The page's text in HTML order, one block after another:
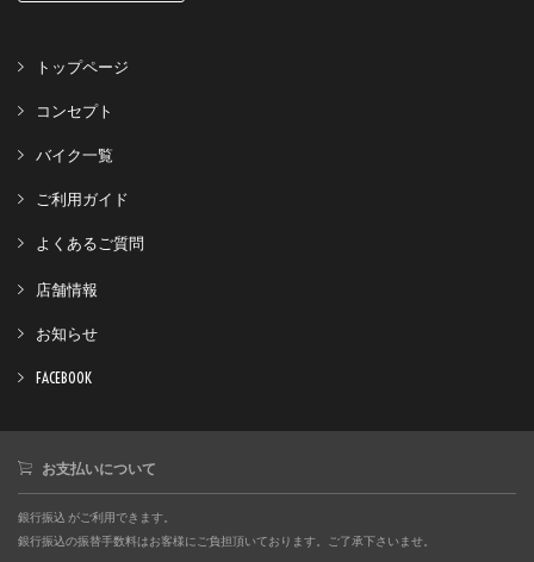
トップページ
コンセプト
バイク一覧
ご利用ガイド
よくあるご質問
店舗情報
お知らせ
FACEBOOK
お支払いについて
銀行振込 がご利用できます。
銀行振込の振替手数料はお客様にご負担頂いております。ご了承下さいませ。